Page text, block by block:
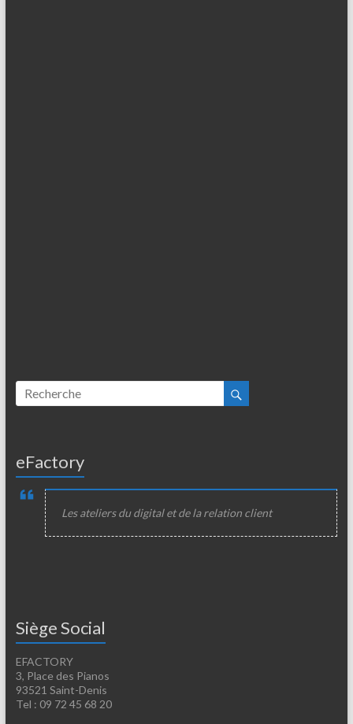
eFactory
Les ateliers du digital et de la relation client
Siège Social
EFACTORY
3, Place des Pianos
93521 Saint-Denis
Tel : 09 72 45 68 20